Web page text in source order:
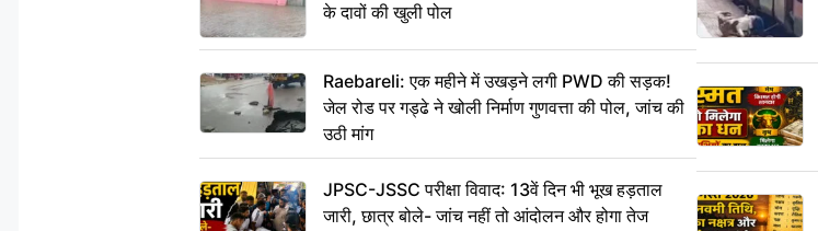
के दावों की खुली पोल
Raebareli: एक महीने में उखड़ने लगी PWD की सड़क!
जेल रोड पर गड्ढे ने खोली निर्माण गुणवत्ता की पोल, जांच की
उठी मांग
JPSC-JSSC परीक्षा विवाद: 13वें दिन भी भूख हड़ताल
जारी, छात्र बोले- जांच नहीं तो आंदोलन और होगा तेज